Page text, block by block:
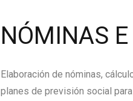
NÓMINAS
Elaboración de nóminas,
planes de previsión social